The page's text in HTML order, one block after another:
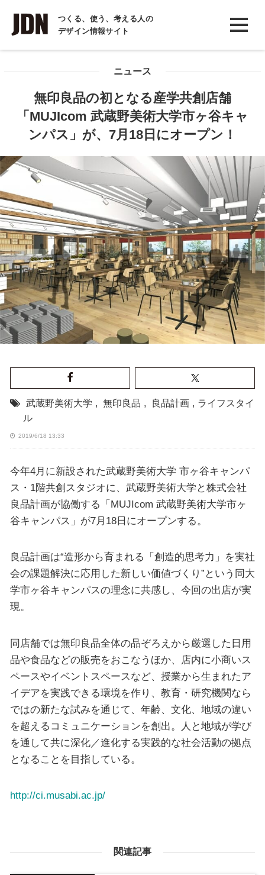
つくる、使う、考える人の
デザイン情報サイト
INTERVIEW
インタビュー
COLUMN
コラム
ニュース
無印良品の初となる産学共創店舗
「MUJIcom 武蔵野美術大学市ヶ谷キャ
ンパス」が、7月18日にオープン！
武蔵野美術大学 , 無印良品 , 良品計画 , ライフスタイ
ル
2019/6/18 13:33
今年4月に新設された武蔵野美術大学 市ヶ谷キャンパ
ス・1階共創スタジオに、武蔵野美術大学と株式会社
良品計画が協働する「MUJIcom 武蔵野美術大学市ヶ
谷キャンパス」が7月18日にオープンする。
良品計画は“造形から育まれる「創造的思考力」を実社
会の課題解決に応用した新しい価値づくり”という同大
学市ヶ谷キャンパスの理念に共感し、今回の出店が実
現。
同店舗では無印良品全体の品ぞろえから厳選した日用
品や食品などの販売をおこなうほか、店内に小商いス
ペースやイベントスペースなど、授業から生まれたア
イデアを実践できる環境を作り、教育・研究機関なら
ではの新たな試みを通じて、年齢、文化、地域の違い
を超えるコミュニケーションを創出。人と地域が学び
を通して共に深化／進化する実践的な社会活動の拠点
となることを目指している。
http://ci.musabi.ac.jp/
関連記事